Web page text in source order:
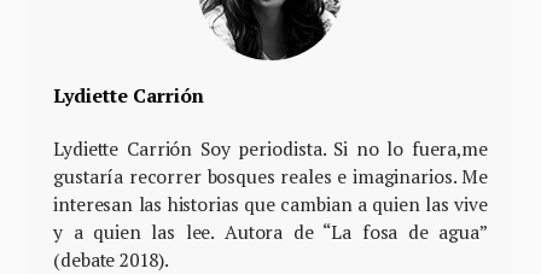
Lydiette Carrión
Lydiette Carrión Soy periodista. Si no lo fuera,me
gustaría recorrer bosques reales e imaginarios. Me
interesan las historias que cambian a quien las vive
y a quien las lee. Autora de “La fosa de agua”
(debate 2018).